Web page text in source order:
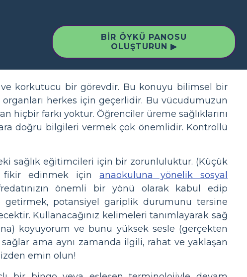
BIR ÖYKÜ PANOSU
OLUŞTURUN ▶
korkutucu bir görevdir. Bu konuyu bilimsel bir
herkes için geçerlidir. Bu vücudumuzun
hiçbir farkı yoktur. Öğrenciler üreme sağlıklarını
doğru bilgileri vermek çok önemlidir. Kontrollü
sağlık eğitimcileri için bir zorunluluktur. (Küçük
fikir edinmek içinanaokuluna yönelik sosyal
önemli bir yönü olarak kabul edip
potansiyel gariplik durumunu tersine
Kullanacağınız kelimeleri tanımlayarak sağ
koyuyorum ve bunu yüksek sesle (gerçekten
ama aynı zamanda ilgili, rahat ve yaklaşan
emin olun!